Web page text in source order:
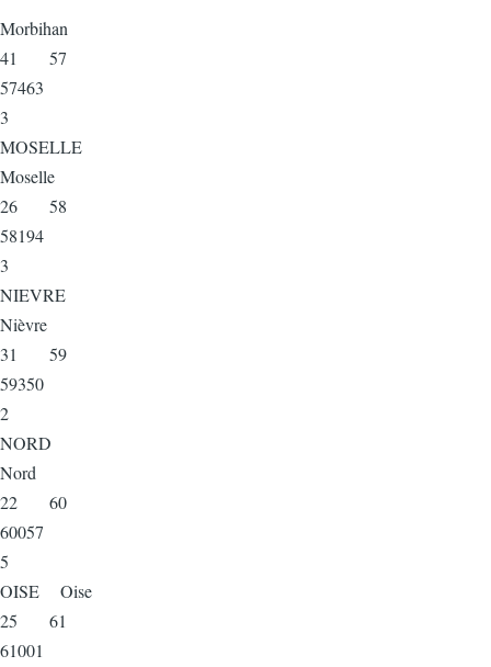
Morbihan
41 57
57463
3
MOSELLE
Moselle
26 58
58194
3
NIEVRE
Nièvre
31 59
59350
2
NORD
Nord
22 60
60057
5
OISE Oise
25 61
61001